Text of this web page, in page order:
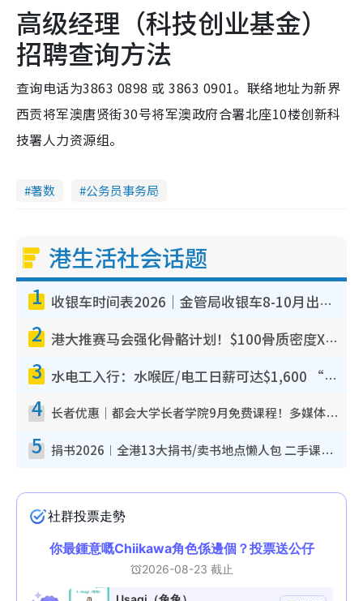
高级经理（科技创业基金）
招聘查询方法
查询电话为3863 0898 或 3863 0901。联络地址为新界
西贡将军澳唐贤街30号将军澳政府合署北座10楼创新科
技署人力资源组。
著数 公务员事务局
港生活社会话题
1 收银车时间表2026｜金管局收银车8-10月出没地点+时间！无需手续费！硬币免费转现钞或增值至八达通
2 港大推赛马会强化骨骼计划！$100骨质密度X光检查 完成免费运动训练送超市礼券！附参加资格
3 水电工入行：水喉匠/电工日薪可达$1,600 “铁饭碗”职业难被AI取代！附薪酬参考+入行考牌路径
4 长者优惠｜都会大学长者学院9月免费课程！多媒体/微电影创作/网络安全 附报名方法教学
5 捐书2026︱全港13大捐书/卖书地点懒人包 二手课本最高$150＋旧书换免费咖啡/戏票